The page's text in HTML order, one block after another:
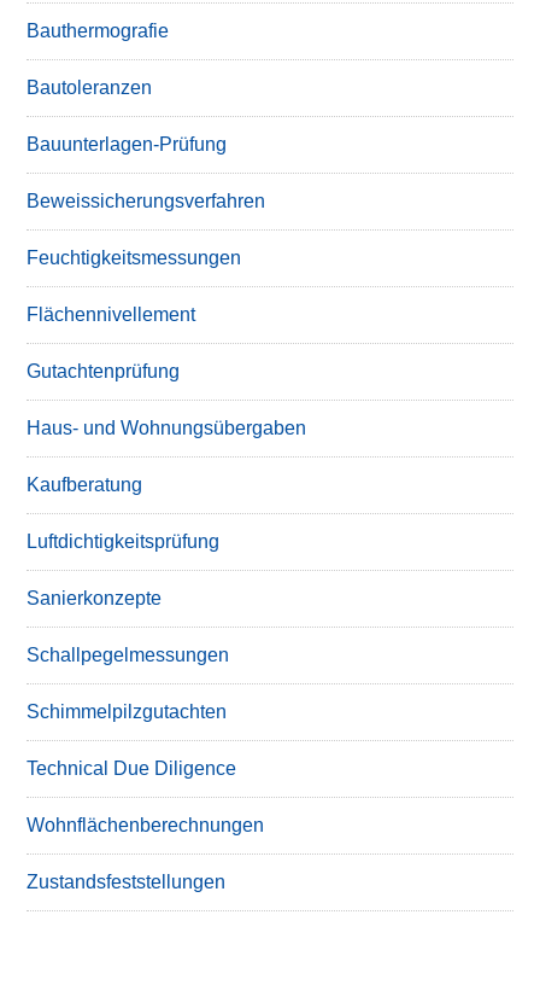
Bauthermografie
Bautoleranzen
Bauunterlagen-Prüfung
Beweissicherungsverfahren
Feuchtigkeitsmessungen
Flächennivellement
Gutachtenprüfung
Haus- und Wohnungsübergaben
Kaufberatung
Luftdichtigkeitsprüfung
Sanierkonzepte
Schallpegelmessungen
Schimmelpilzgutachten
Technical Due Diligence
Wohnflächenberechnungen
Zustandsfeststellungen